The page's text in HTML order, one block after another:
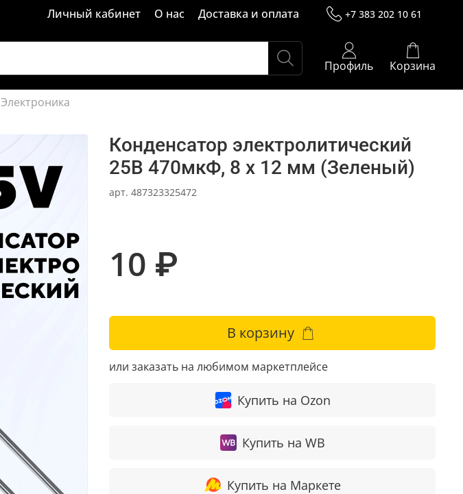
Личный кабинет О нас Доставка и оплата +7 383 202 10 61
Профиль Корзина
Электроника
арт.487323325472
Конденсатор электролитический
25В 470мкФ, 8 х 12 мм (Зеленый)
10 ₽
В корзину
или заказать на любимом маркетплейсе
Купить на Ozon
Купить на WB
Купить на Маркете